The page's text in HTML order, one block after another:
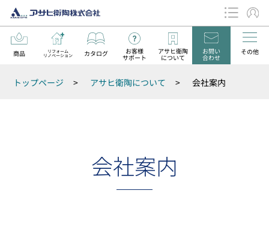
商品 リフォーム
リノベーション カタログ お客様
サポート
アサヒ衛陶
について
お問い
合わせ
その他
データダウンロード
トップページ > アサヒ衛陶について > 会社案内
会社案内